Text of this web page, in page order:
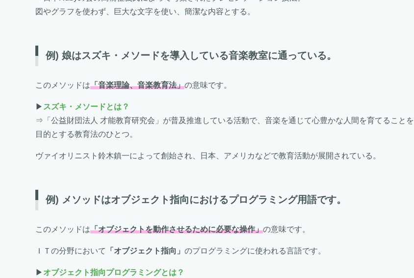
図やグラフを使わず、巨大な文字を使い、簡潔な内容とする。
例) 娘はスズキ・メソードを導入している音楽教室に通っている。
このメソッドは「音楽理論、音楽教育法」の意味です。
▶ スズキ・メソードとは？
⇒「公益財団法人 才能教育研究会」が普及推進している活動で、音楽を通じて心豊かな人間を育てることを
目的とする教育法のひとつ。
ヴァイオリニスト鈴木鎮一によって創始され、日本、アメリカなどで教育活動が展開されている。
例) メソッドはオブジェクト指向におけるプログラミング用語です。
このメソッドは「オブジェクトを動作させるために必要な操作」の意味です。
ＩＴの分野において 「オブジェクト指向」 のプログラミングに使われる言語です。
▶ オブジェクト指向プログラミングとは？